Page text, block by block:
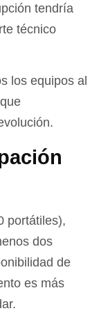
tendría
técnico
los equipos al
portátiles),
dos
de
es más